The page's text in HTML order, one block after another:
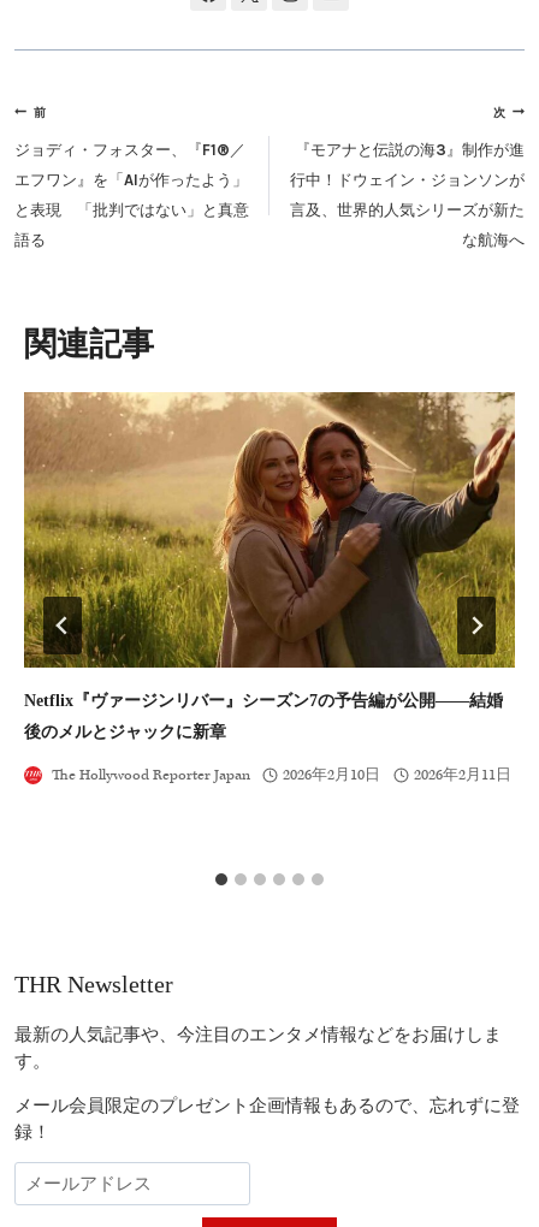
投
稿
ナ
ビ
ゲ
ョ
ン
前
ジョディ・フォスター、『F1®︎／
エフワン』を「AIが作ったよう」
と表現 「批判ではない」と真意
語る
次
『モアナと伝説の海3』制作が進
行中！ドウェイン・ジョンソンが
言及、世界的人気シリーズが新た
な航海へ
類似投稿
Netflix『ヴァージンリバー』シーズン7の予告編が公開――結婚
後のメルとジャックに新章
The Hollywood Reporter Japan 2026年2月10日 2026年2月11日
THR Newsletter
最新の人気記事や、今注目のエンタメ情報などをお届けしま
す。
メール会員限定のプレゼント企画情報もあるので、忘れずに登
録！